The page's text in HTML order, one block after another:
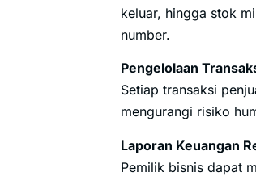
keluar, hingga stok
number.
Pengelolaan
Setiap transaksi
mengurangi risiko
Laporan Keuangan
Pemilik bisnis dapat